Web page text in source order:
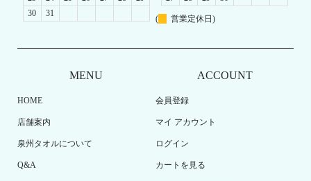
30
31
( 営業定休日)
MENU
HOME
店舗案内
泉州タオルについて
Q&A
ACCOUNT
会員登録
マイ アカウント
ログイン
カートを見る